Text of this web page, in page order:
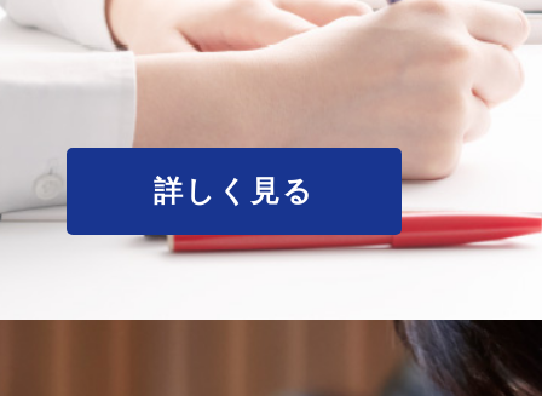
詳しく見る